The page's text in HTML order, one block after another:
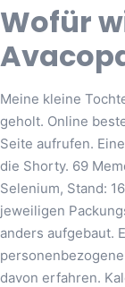
Wofür
Meine kleine
geholt. Online
Seite aufrufen.
die Shorty. 69
Selenium, Stand:
jeweiligen
anders aufgebaut.
davon erfahren.